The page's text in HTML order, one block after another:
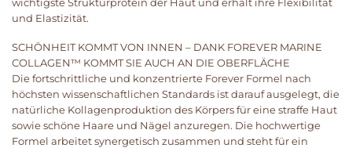
wichtigste Strukturprotein der Haut und erhält ihre Flexibilität
und Elastizität.
SCHÖNHEIT KOMMT VON INNEN – DANK FOREVER MARINE
COLLAGEN™ KOMMT SIE AUCH AN DIE OBERFLÄCHE
Die fortschrittliche und konzentrierte Forever Formel nach
höchsten wissenschaftlichen Standards ist darauf ausgelegt, die
natürliche Kollagenproduktion des Körpers für eine straffe Haut
sowie schöne Haare und Nägel anzuregen. Die hochwertige
Formel arbeitet synergetisch zusammen und steht für ein